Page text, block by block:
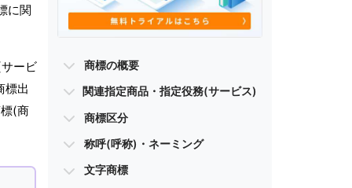
に関
ービ
標出
(商
商標の概要
関連指定商品・指定役務(サービス)
商標区分
称呼(呼称)・ネーミング
文字商標